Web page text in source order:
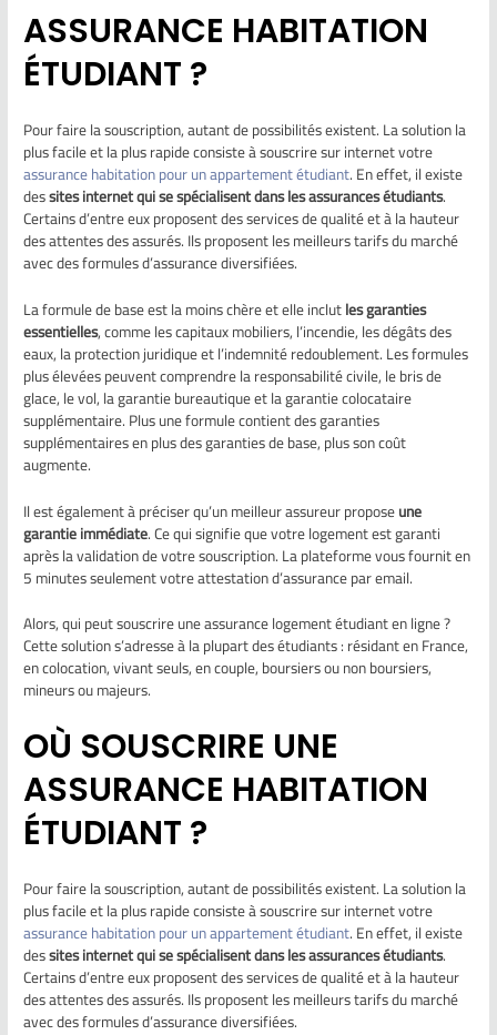
ASSURANCE HABITATION
ÉTUDIANT ?
Pour faire la souscription, autant de possibilités existent. La solution la
plus facile et la plus rapide consiste à souscrire sur internet votre
assurance habitation pour un appartement étudiant. En effet, il existe
dessites internet qui se spécialisent dans les assurances étudiants.
Certains d’entre eux proposent des services de qualité et à la hauteur
des attentes des assurés. Ils proposent les meilleurs tarifs du marché
avec des formules d’assurance diversifiées.
La formule de base est la moins chère et elle inclutles garanties
essentielles, comme les capitaux mobiliers, l’incendie, les dégâts des
eaux, la protection juridique et l’indemnité redoublement. Les formules
plus élevées peuvent comprendre la responsabilité civile, le bris de
glace, le vol, la garantie bureautique et la garantie colocataire
supplémentaire. Plus une formule contient des garanties
supplémentaires en plus des garanties de base, plus son coût
augmente.
Il est également à préciser qu’un meilleur assureur proposeune
garantie immédiate. Ce qui signifie que votre logement est garanti
après la validation de votre souscription. La plateforme vous fournit en
5 minutes seulement votre attestation d’assurance par email.
Alors, qui peut souscrire une assurance logement étudiant en ligne ?
Cette solution s’adresse à la plupart des étudiants : résidant en France,
en colocation, vivant seuls, en couple, boursiers ou non boursiers,
mineurs ou majeurs.
OÙ SOUSCRIRE UNE
ASSURANCE HABITATION
ÉTUDIANT ?
Pour faire la souscription, autant de possibilités existent. La solution la
plus facile et la plus rapide consiste à souscrire sur internet votre
assurance habitation pour un appartement étudiant. En effet, il existe
dessites internet qui se spécialisent dans les assurances étudiants.
Certains d’entre eux proposent des services de qualité et à la hauteur
des attentes des assurés. Ils proposent les meilleurs tarifs du marché
avec des formules d’assurance diversifiées.